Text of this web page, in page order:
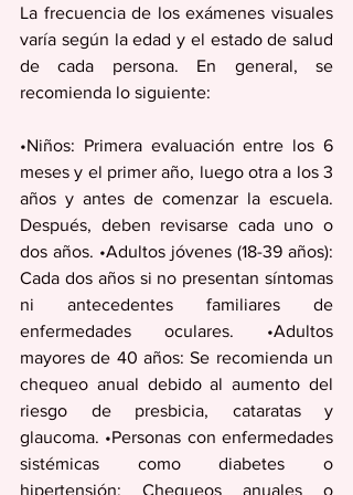
La frecuencia de los exámenes visuales
varía según la edad y el estado de salud
de cada persona. En general, se
recomienda lo siguiente:
•Niños: Primera evaluación entre los 6
meses y el primer año, luego otra a los 3
años y antes de comenzar la escuela.
Después, deben revisarse cada uno o
dos años. •Adultos jóvenes (18-39 años):
Cada dos años si no presentan síntomas
ni antecedentes familiares de
enfermedades oculares. •Adultos
mayores de 40 años: Se recomienda un
chequeo anual debido al aumento del
riesgo de presbicia, cataratas y
glaucoma. •Personas con enfermedades
sistémicas como diabetes o
hipertensión: Chequeos anuales o